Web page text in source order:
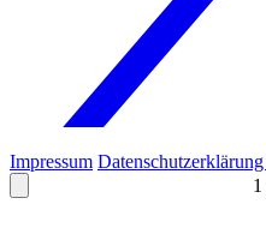
1
Impressum Datenschutzerklärung